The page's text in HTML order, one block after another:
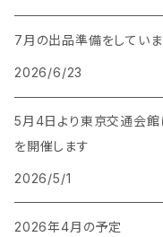
7月の出品準備をしてい
2026/6/23
5月4日より東京交通会館
を開催します
2026/5/1
2026年4月の予定